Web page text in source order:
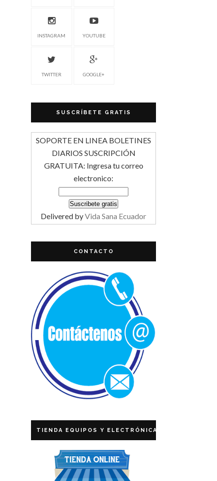
INSTAGRAM YOUTUBE
TWITTER GOOGLE+
SUSCRÍBETE GRATIS
SOPORTE EN LINEA BOLETINES
DIARIOS SUSCRIPCIÓN
GRATUITA: Ingresa tu correo
electronico:
Delivered byVida Sana Ecuador
CONTACTO
TIENDA EQUIPOS Y ELECTRÓNICA